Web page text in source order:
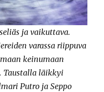
ja vaikuttava.
varassa riippuva
keinumaan
Taustalla läikkyi
Putro ja Seppo